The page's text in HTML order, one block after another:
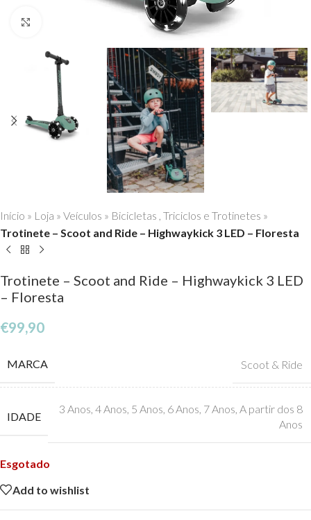
Início » Loja » Veículos » Bicicletas , Triciclos e Trotinetes »
Trotinete – Scoot and Ride – Highwaykick 3 LED – Floresta
Trotinete – Scoot and Ride – Highwaykick 3 LED
– Floresta
€99,90
MARCA Scoot & Ride
IDADE
3 Anos, 4 Anos, 5 Anos, 6 Anos, 7 Anos, A partir dos 8
Anos
Esgotado
Add to wishlist